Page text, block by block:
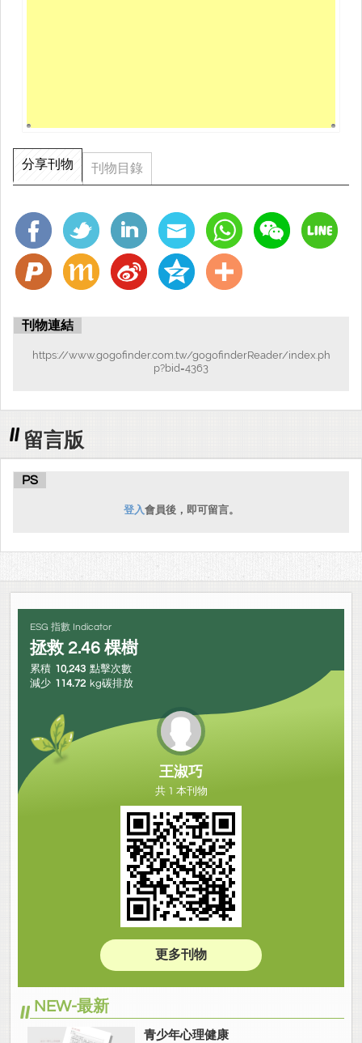
分享刊物 刊物目錄
刊物連結
https://www.gogofinder.com.tw/gogofinderReader/index.ph
p?bid=4363
留言版
PS
登入會員後，即可留言。
ESG 指數 Indicator
拯救 2.46 棵樹
累積 10,243 點擊次數
減少 114.72 kg碳排放
王淑巧
共 1 本刊物
更多刊物
NEW-最新
青少年心理健康